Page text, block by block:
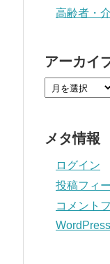
高齢者・
アーカイ
メタ情報
ログイン
投稿フィ
コメント